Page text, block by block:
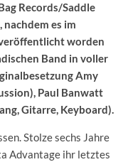
Records/Saddle
es im
worden
Band in voller
Amy
Paul Banwatt
Gitarre, Keyboard).
Stolze sechs Jahre
Advantage ihr letztes